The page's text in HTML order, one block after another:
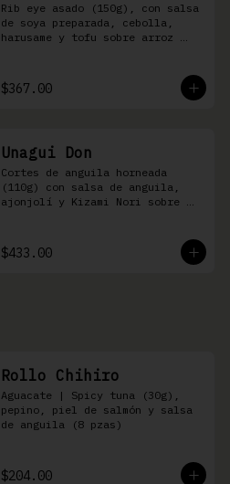
Rib eye asado (150g), con salsa
de soya preparada, cebolla,
harusame y tofu sobre arroz
$367.00
Unagui Don
Cortes de anguila horneada
(110g) con salsa de anguila,
ajonjolí y Kizami Nori sobre
$433.00
Rollo Chihiro
Aguacate | Spicy tuna (30g),
pepino, piel de salmón y salsa
de anguila (8 pzas)
$204.00